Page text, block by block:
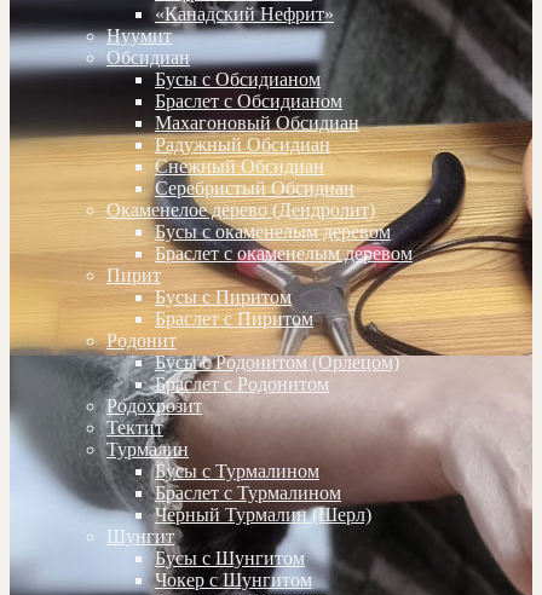
«Канадский Нефрит»
Нуумит
Обсидиан
Бусы с Обсидианом
Браслет с Обсидианом
Махагоновый Обсидиан
Радужный Обсидиан
Снежный Обсидиан
Серебристый Обсидиан
Окаменелое дерево (Дендролит)
Бусы с окаменелым деревом
Браслет с окаменелым деревом
Пирит
Бусы с Пиритом
Браслет с Пиритом
Родонит
Бусы с Родонитом (Орлецом)
Браслет с Родонитом
Родохрозит
Тектит
Турмалин
Бусы с Турмалином
Браслет с Турмалином
Черный Турмалин (Шерл)
Шунгит
Бусы с Шунгитом
Чокер с Шунгитом